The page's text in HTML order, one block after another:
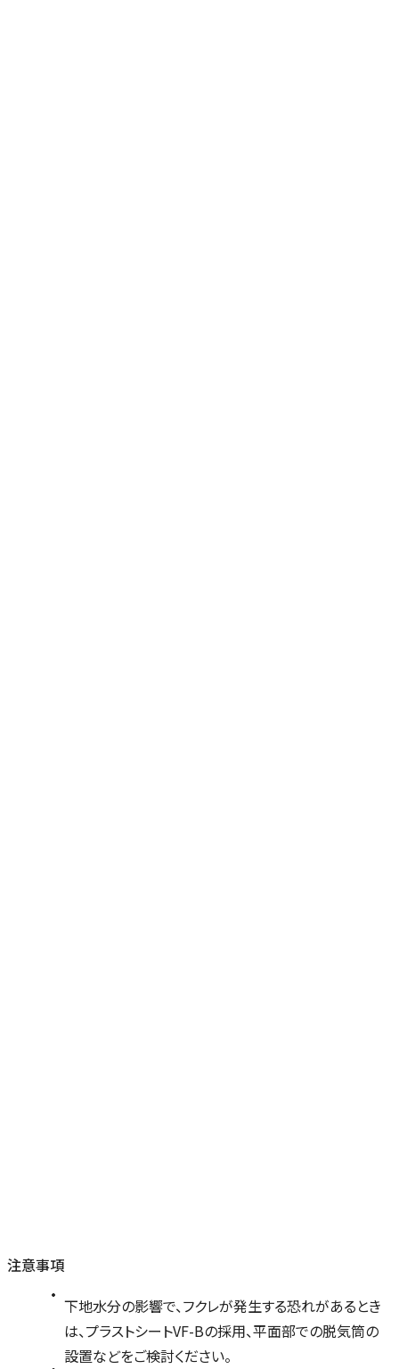
注意事項
下地水分の影響で、フクレが発生する恐れがあるとき
は、プラストシートVF-Bの採用、平面部での脱気筒の
設置などをご検討ください。